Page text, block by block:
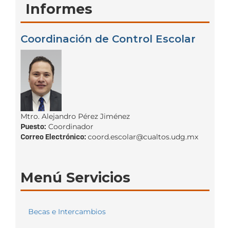
Informes
Coordinación de Control Escolar
Mtro. Alejandro Pérez Jiménez
Puesto: Coordinador
Correo Electrónico: coord.escolar@cualtos.udg.mx
Menú Servicios
Becas e Intercambios